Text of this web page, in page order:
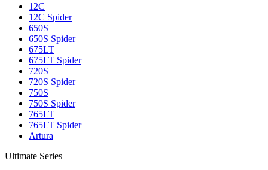
12C
12C Spider
650S
650S Spider
675LT
675LT Spider
720S
720S Spider
750S
750S Spider
765LT
765LT Spider
Artura
Ultimate Series